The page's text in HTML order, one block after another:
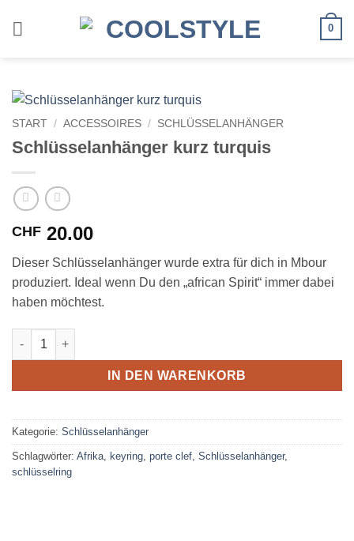
0
START / ACCESSOIRES / SCHLÜSSELANHÄNGER
Schlüsselanhänger kurz turquis
CHF 20.00
Dieser Schlüsselanhänger wurde extra für dich in Mbour
produziert. Ideal wenn Du den „african Spirit“ immer dabei
haben möchtest.
Schlüsselanhänger kurz turquis Menge
IN DEN WARENKORB
Kategorie: Schlüsselanhänger
Schlagwörter: Afrika, keyring, porte clef, Schlüsselanhänger,
schlüsselring